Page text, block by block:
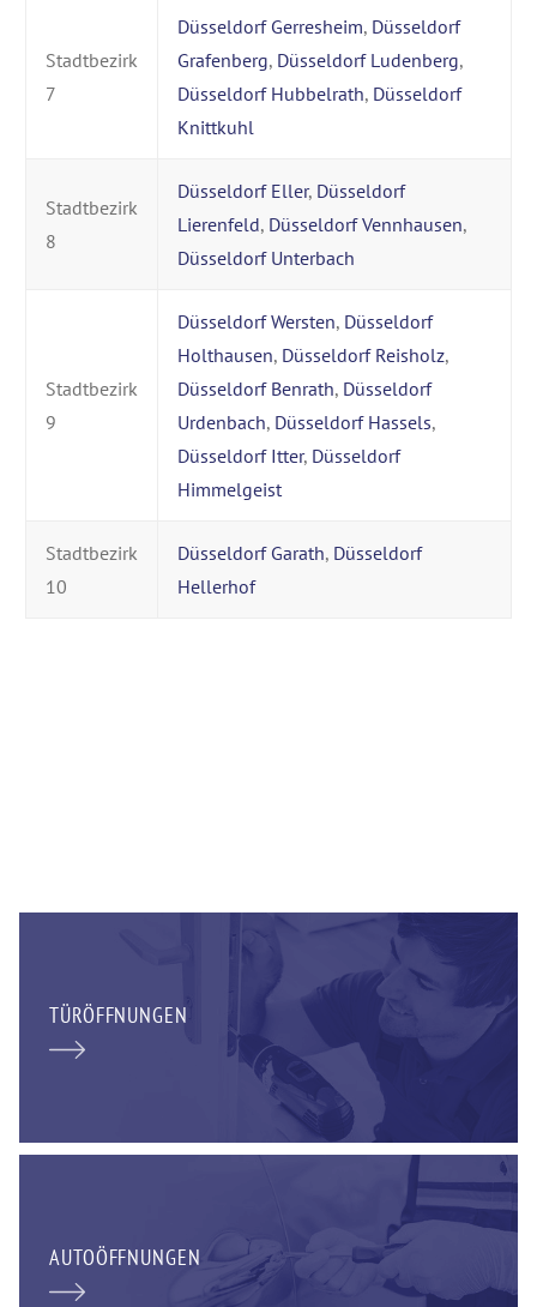
Stadtbezirk
7
Düsseldorf Gerresheim, Düsseldorf
Grafenberg, Düsseldorf Ludenberg,
Düsseldorf Hubbelrath, Düsseldorf
Knittkuhl
Stadtbezirk
8
Düsseldorf Eller, Düsseldorf
Lierenfeld, Düsseldorf Vennhausen,
Düsseldorf Unterbach
Stadtbezirk
9
Düsseldorf Wersten, Düsseldorf
Holthausen, Düsseldorf Reisholz,
Düsseldorf Benrath, Düsseldorf
Urdenbach, Düsseldorf Hassels,
Düsseldorf Itter, Düsseldorf
Himmelgeist
Stadtbezirk
10
Düsseldorf Garath, Düsseldorf
Hellerhof
TÜRÖFFNUNGEN
AUTOÖFFNUNGEN